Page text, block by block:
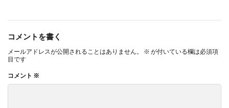
コメントを書く
メールアドレスが公開されることはありません。 ※ が付いている欄は必須項
目です
コメント ※